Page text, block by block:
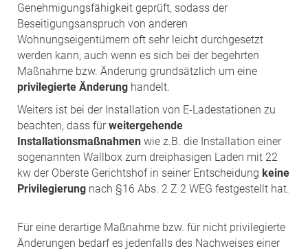
Genehmigungsfähigkeit geprüft, sodass der
Beseitigungsanspruch von anderen
Wohnungseigentümern oft sehr leicht durchgesetzt
werden kann, auch wenn es sich bei der begehrten
Maßnahme bzw. Änderung grundsätzlich um eine
privilegierte Änderung handelt.
Weiters ist bei der Installation von E-Ladestationen zu
beachten, dass fürweitergehende
Installationsmaßnahmen wie z.B. die Installation einer
sogenannten Wallbox zum dreiphasigen Laden mit 22
kw der Oberste Gerichtshof in seiner Entscheidung keine
Privilegierung nach §16 Abs. 2 Z 2 WEG festgestellt hat.
Für eine derartige Maßnahme bzw. für nicht privilegierte
Änderungen bedarf es jedenfalls des Nachweises einer